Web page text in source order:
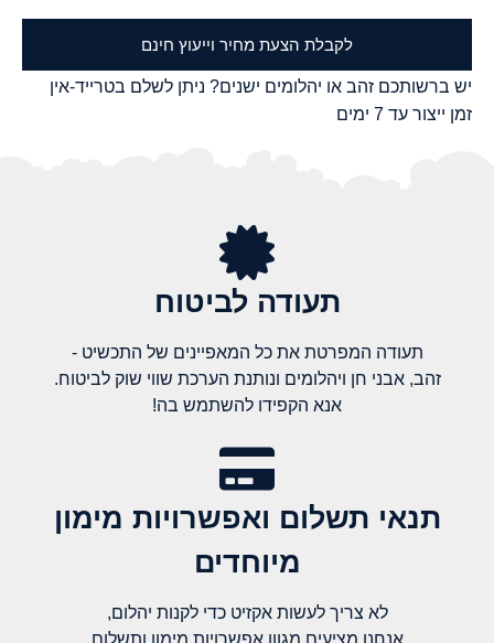
לקבלת הצעת מחיר וייעוץ חינם
יש ברשותכם זהב או יהלומים ישנים? ניתן לשלם בטרייד-אין
זמן ייצור עד 7 ימים
תעודה לביטוח
תעודה המפרטת את כל המאפיינים של התכשיט -
זהב, אבני חן ויהלומים ונותנת הערכת שווי שוק לביטוח.
אנא הקפידו להשתמש בה!
תנאי תשלום ואפשרויות מימון
מיוחדים
לא צריך לעשות אקזיט כדי לקנות יהלום,